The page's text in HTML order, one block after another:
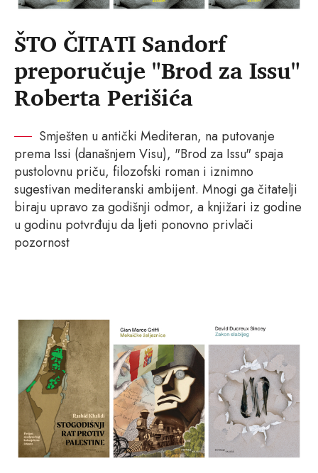
ŠTO ČITATI Sandorf
preporučuje "Brod za Issu"
Roberta Perišića
Smješten u antički Mediteran, na putovanje
prema Issi (današnjem Visu), "Brod za Issu" spaja
pustolovnu priču, filozofski roman i iznimno
sugestivan mediteranski ambijent. Mnogi ga čitatelji
biraju upravo za godišnji odmor, a knjižari iz godine
u godinu potvrđuju da ljeti ponovno privlači
pozornost